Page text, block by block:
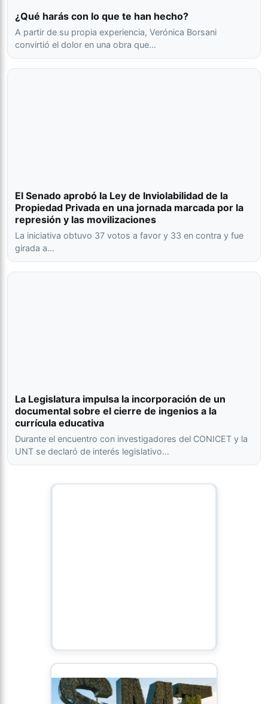
¿Qué harás con lo que te han hecho?
A partir de su propia experiencia, Verónica Borsani
convirtió el dolor en una obra que…
El Senado aprobó la Ley de Inviolabilidad de la
Propiedad Privada en una jornada marcada por la
represión y las movilizaciones
La iniciativa obtuvo 37 votos a favor y 33 en contra y fue
girada a…
La Legislatura impulsa la incorporación de un
documental sobre el cierre de ingenios a la
currícula educativa
Durante el encuentro con investigadores del CONICET y la
UNT se declaró de interés legislativo…